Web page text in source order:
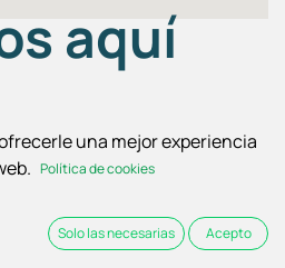
aquí
una mejor experiencia
Política de cookies
Solo las necesarias Acepto